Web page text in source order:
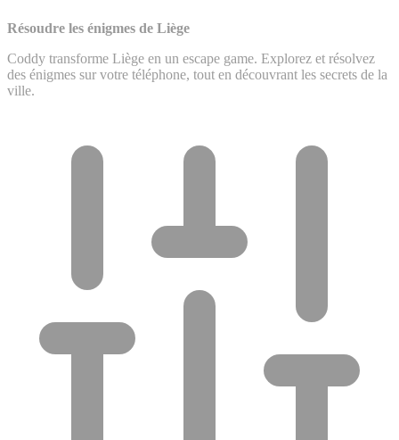
Résoudre les énigmes de Liège
Coddy transforme Liège en un escape game. Explorez et résolvez
des énigmes sur votre téléphone, tout en découvrant les secrets de la
ville.